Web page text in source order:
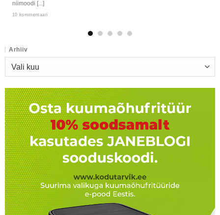
niimoodi [...]
10 kommentaari
Arhiiv
Arhiiv